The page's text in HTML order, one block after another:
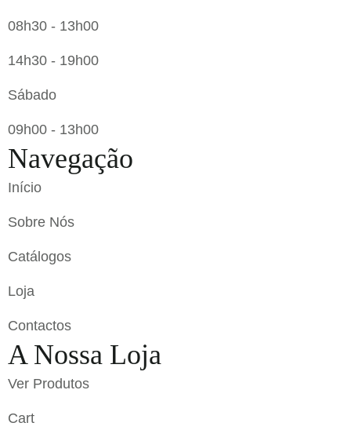
08h30 - 13h00
14h30 - 19h00
Sábado
09h00 - 13h00
Navegação
Início
Sobre Nós
Catálogos
Loja
Contactos
A Nossa Loja
Ver Produtos
Cart